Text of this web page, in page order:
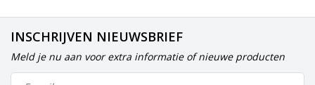
INSCHRIJVEN NIEUWSBRIEF
Meld je nu aan voor extra informatie of nieuwe producten